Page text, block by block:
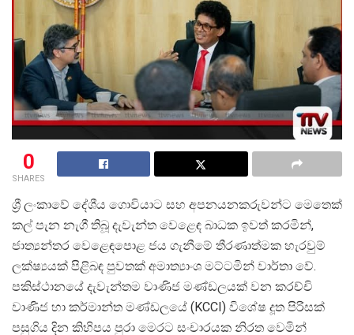
0
SHARES
ශ් රී ලංකාවේ දේශීය ගොවියාට සහ අපනයනකරුවන්ට මෙතෙක්
කල් පැන නැගී තිබූ දැවැන්ත වෙළෙඳ බාධක ඉවත් කරමින්,
ජාත්යන්තර වෙළෙඳපොළ ජය ගැනීමේ තීරණාත්මක හැරවුම්
ලක්ෂ්යයක් පිළිබඳ පුවතක් අමාත්යාංශ මට්ටමින් වාර්තා වේ.
පකිස්ථානයේ දැවැන්තම වාණිජ මණ්ඩලයක් වන කරච්චි
වාණිජ හා කර්මාන්ත මණ්ඩලයේ (KCCI) විශේෂ දූත පිරිසක්
පසුගිය දින කිහිපය පුරා මෙරට සංචාරයක නිරත වෙමින්